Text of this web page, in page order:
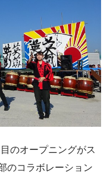
のオープニングがス
のコラボレーション